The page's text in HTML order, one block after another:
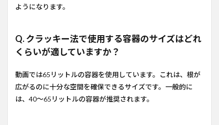
ようになります。
Q. クラッキー法で使用する容器のサイズはどれ
くらいが適していますか？
動画では65リットルの容器を使用しています。これは、根が
広がるのに十分な空間を確保できるサイズです。一般的に
は、40〜65リットルの容器が推奨されます。